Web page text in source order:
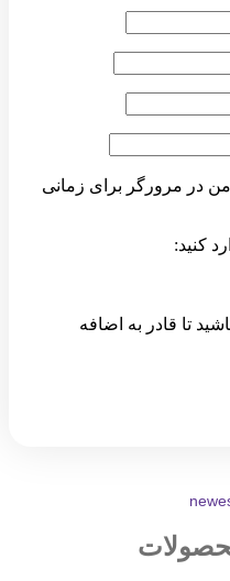
در مرورگر برای زمانی
کنید:
تا قادر به اضافه